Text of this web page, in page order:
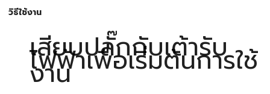
วิธีใช้งาน
เสียบปลั๊กกับเต้ารับ
ไฟฟ้าเพื่อเริ่มต้นการใช้
งาน